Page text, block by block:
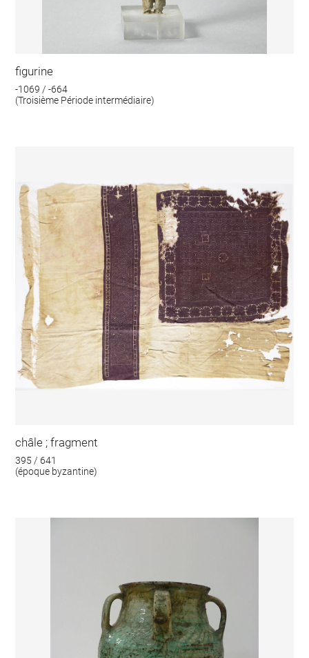
figurine
-1069 / -664
(Troisième Période intermédiaire)
châle ; fragment
395 / 641
(époque byzantine)